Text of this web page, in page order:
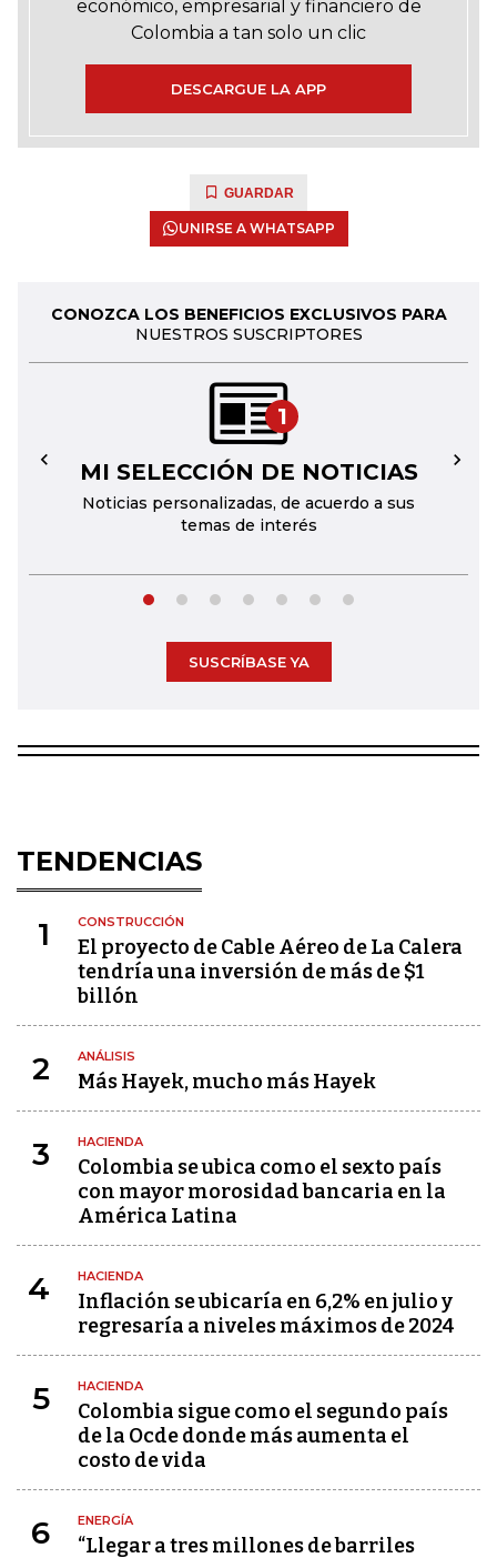
económico, empresarial y financiero de
Colombia a tan solo un clic
DESCARGUE LA APP
GUARDAR
UNIRSE A WHATSAPP
CONOZCA LOS BENEFICIOS EXCLUSIVOS PARA
NUESTROS SUSCRIPTORES
1
MI SELECCIÓN DE NOTICIAS
Noticias personalizadas, de acuerdo a sus
temas de interés
← →
SUSCRÍBASE YA
TENDENCIAS
1 CONSTRUCCIÓN
El proyecto de Cable Aéreo de La Calera
tendría una inversión de más de $1
billón
2 ANÁLISIS
Más Hayek, mucho más Hayek
3 HACIENDA
Colombia se ubica como el sexto país
con mayor morosidad bancaria en la
América Latina
4 HACIENDA
Inflación se ubicaría en 6,2% en julio y
regresaría a niveles máximos de 2024
5 HACIENDA
Colombia sigue como el segundo país
de la Ocde donde más aumenta el
costo de vida
6 ENERGÍA
“Llegar a tres millones de barriles